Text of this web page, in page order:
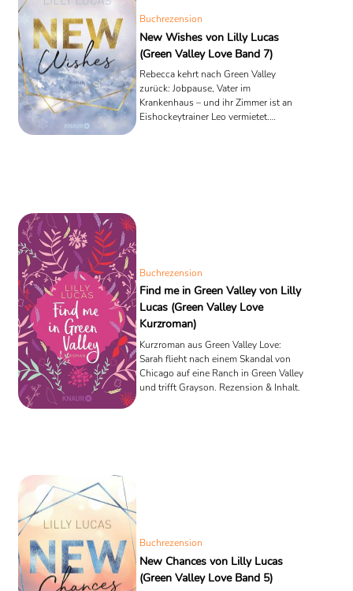
Buchrezension
New Wishes von Lilly Lucas
(Green Valley Love Band 7)
Rebecca kehrt nach Green Valley
zurück: Jobpause, Vater im
Krankenhaus – und ihr Zimmer ist an
Eishockeytrainer Leo vermietet.
Buchrezension
Find me in Green Valley von Lilly
Lucas (Green Valley Love
Kurzroman)
Kurzroman aus Green Valley Love:
Sarah flieht nach einem Skandal von
Chicago auf eine Ranch in Green Valley
und trifft Grayson. Rezension & Inhalt.
Buchrezension
New Chances von Lilly Lucas
(Green Valley Love Band 5)